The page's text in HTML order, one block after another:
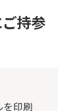
持参
印刷